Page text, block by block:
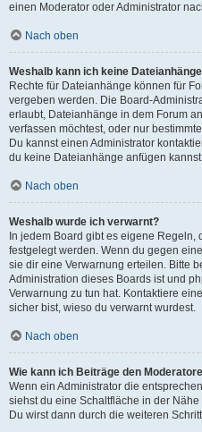
einen Moderator oder Administrator
Nach oben
Weshalb kann ich keine
Rechte für Dateianhänge können für
vergeben werden. Die Board-
erlaubt, Dateianhänge in dem Forum
verfassen möchtest, oder nur
Du kannst einen Administrator
du keine Dateianhänge anfügen
Nach oben
Weshalb wurde ich verwarnt?
In jedem Board gibt es eigene Regeln,
festgelegt werden. Wenn du gegen
sie dir eine Verwarnung erteilen. Bitte
Administration dieses Boards ist und
Verwarnung zu tun hat. Kontaktiere
sicher bist, wieso du verwarnt wurdest.
Nach oben
Wie kann ich Beiträge den
Wenn ein Administrator die
siehst du eine Schaltfläche in der
Du wirst dann durch die weiteren